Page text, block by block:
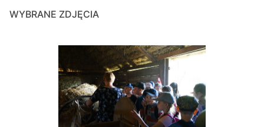
WYBRANE ZDJĘCIA